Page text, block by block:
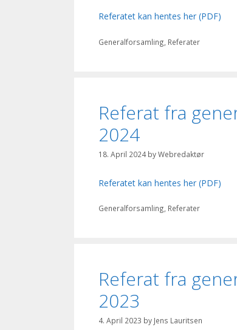
Referatet kan hentes her (PDF)
Categories
Generalforsamling Referater
Referat fra
2024
18. April 2024 byWebredaktør
Referatet kan hentes her (PDF)
Categories
Generalforsamling, Referater
Referat fra
2023
4. April 2023 by Jens Lauritsen